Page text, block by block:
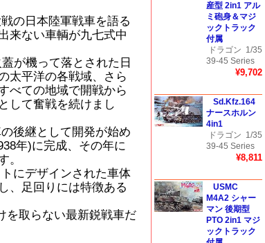
の日本陸軍戦車を語る
来ない車輌が九七式中
が機って落とされた日
太平洋の各戦域、さら
べての地域で開戦から
して奮戦を続けまし
後継として開発が始め
年)に完成、その年に
。
にデザインされた車体
、足回りには特徴ある
を取らない最新鋭戦車だ
産型 2in1 アル
ミ砲身＆マジ
ックトラック
付属
ドラゴン 1/35
39-45 Series
¥9,702
Sd.Kfz.164
ナースホルン
4in1
ドラゴン 1/35
39-45 Series
¥8,811
USMC
M4A2 シャー
マン 後期型
PTO 2in1 マジ
ックトラック